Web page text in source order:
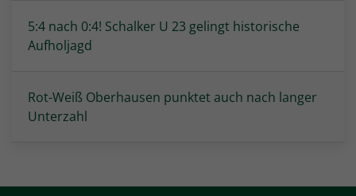
5:4 nach 0:4! Schalker U 23 gelingt historische
Aufholjagd
Rot-Weiß Oberhausen punktet auch nach langer
Unterzahl